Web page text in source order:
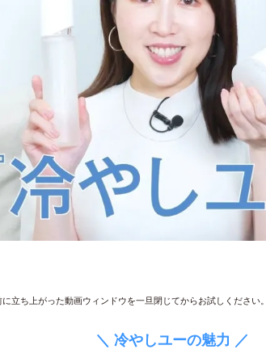
立ち上がった動画ウィンドウを一旦閉じてからお試しください。
＼ 冷やしユーの魅力 ／